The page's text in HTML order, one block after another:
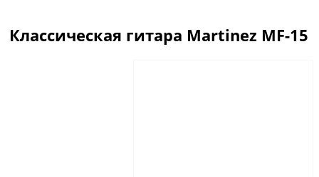
Классическая гитара Martinez MF-15